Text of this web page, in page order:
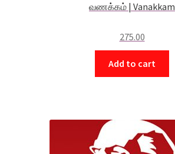
வணக்கம் | Vanakkam
275.00
Add to cart